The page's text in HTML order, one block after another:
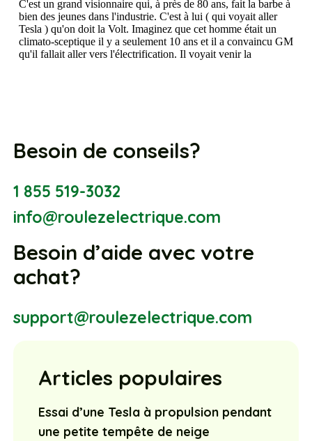
Besoin de conseils?
1 855 519-3032
info@roulezelectrique.com
Besoin d’aide avec votre
achat?
support@roulezelectrique.com
Articles populaires
Essai d’une Tesla à propulsion pendant
une petite tempête de neige